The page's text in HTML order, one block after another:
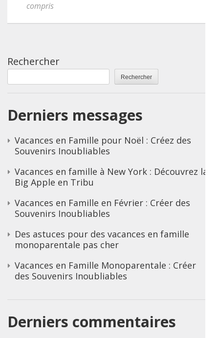
compris
Rechercher
Rechercher
Derniers messages
Vacances en Famille pour Noël : Créez des
Souvenirs Inoubliables
Vacances en famille à New York : Découvrez la
Big Apple en Tribu
Vacances en Famille en Février : Créer des
Souvenirs Inoubliables
Des astuces pour des vacances en famille
monoparentale pas cher
Vacances en Famille Monoparentale : Créer
des Souvenirs Inoubliables
Derniers commentaires